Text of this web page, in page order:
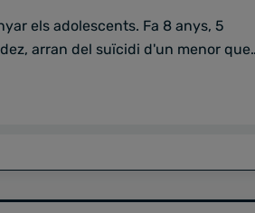
els adolescents. Fa 8 anys, 5
arran del suïcidi d'un menor que
que va crear les solucions b-resol i